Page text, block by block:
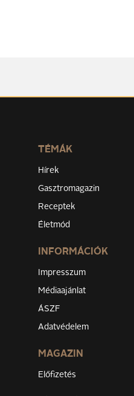
TÉMÁK
Hírek
Gasztromagazin
Receptek
Életmód
INFORMÁCIÓK
Impresszum
Médiaajánlat
ÁSZF
Adatvédelem
MAGAZIN
Előfizetés